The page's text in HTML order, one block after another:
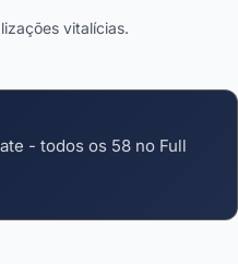
vitalícias.
- todos os 58 no Full